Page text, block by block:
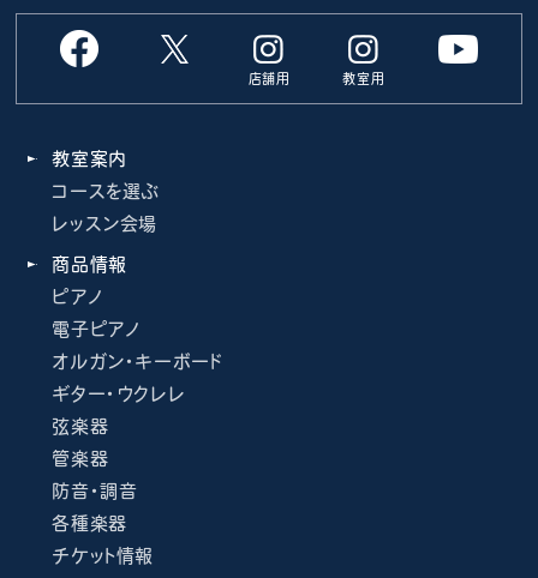
店舗用 教室用
教室案内
コースを選ぶ
レッスン会場
商品情報
ピアノ
電子ピアノ
オルガン・キーボード
ギター・ウクレレ
弦楽器
管楽器
防音・調音
各種楽器
チケット情報